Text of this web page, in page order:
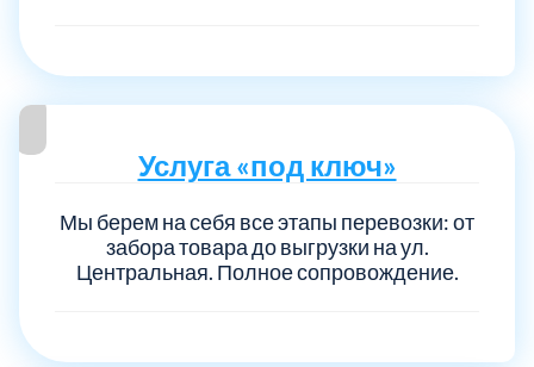
Услуга «под ключ»
Мы берем на себя все этапы перевозки: от
забора товара до выгрузки на ул.
Центральная. Полное сопровождение.